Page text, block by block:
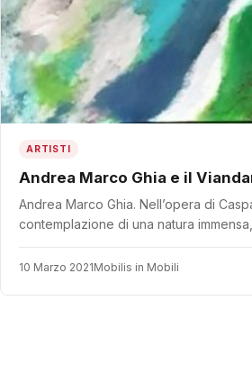
ARTISTI
Andrea Marco Ghia e il
Andrea Marco Ghia. Nell’opera di
contemplazione di una natura
10 Marzo 2021Mobilis in Mobili